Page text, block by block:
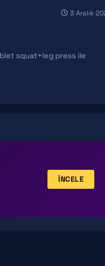
3 Aralık
squat+leg press ile
İNCELE